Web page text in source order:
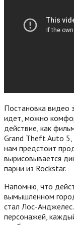
Постановка видео
идет, можно
действие, как
Grand Theft Auto 5,
нам предстоит
вырисовывается
парни из Rockstar.
Напомню, что
вымышленном
стал Лос-
персонажей,